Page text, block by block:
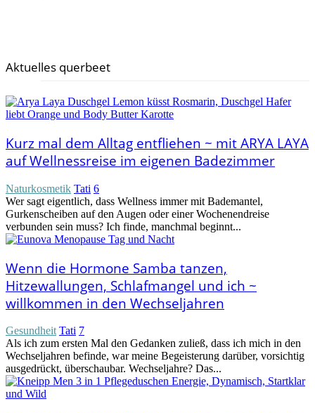
Aktuelles querbeet
Kurz mal dem Alltag entfliehen ~ mit ARYA LAYA
auf Wellnessreise im eigenen Badezimmer
Naturkosmetik Tati 6
Wer sagt eigentlich, dass Wellness immer mit Bademantel,
Gurkenscheiben auf den Augen oder einer Wochenendreise
verbunden sein muss? Ich finde, manchmal beginnt...
Wenn die Hormone Samba tanzen,
Hitzewallungen, Schlafmangel und ich ~
willkommen in den Wechseljahren
Gesundheit Tati 7
Als ich zum ersten Mal den Gedanken zuließ, dass ich mich in den
Wechseljahren befinde, war meine Begeisterung darüber, vorsichtig
ausgedrückt, überschaubar. Wechseljahre? Das...